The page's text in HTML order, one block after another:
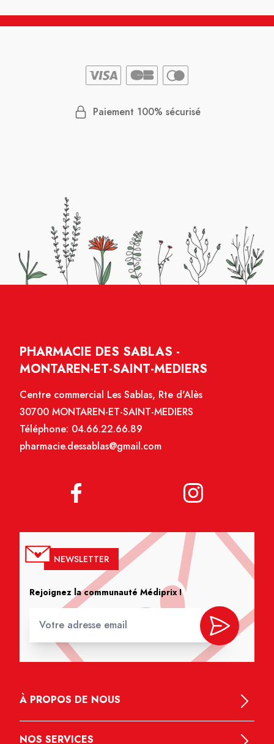
Paiement 100% sécurisé
PHARMACIE DES SABLAS -
MONTAREN-ET-SAINT-MEDIERS
Centre commercial Les Sablas, Rte d'Alès
30700 MONTAREN-ET-SAINT-MEDIERS
Téléphone: 04.66.22.66.89
pharmacie.dessablas@gmail.com
NEWSLETTER
Rejoignez la communauté Médiprix !
À PROPOS DE NOUS
NOS SERVICES